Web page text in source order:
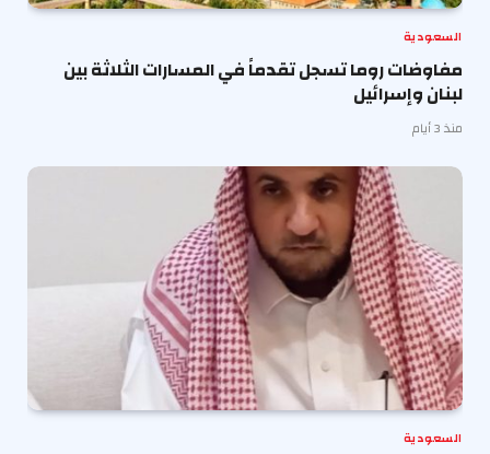
السعودية
مفاوضات روما تسجل تقدماً في المسارات الثلاثة بين
لبنان وإسرائيل
منذ 3 أيام
السعودية